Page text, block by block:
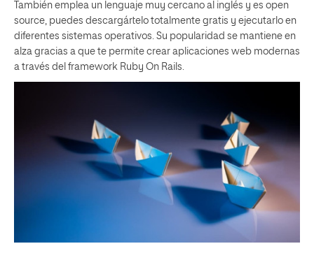
También emplea un lenguaje muy cercano al inglés y es open
source, puedes descargártelo totalmente gratis y ejecutarlo en
diferentes sistemas operativos. Su popularidad se mantiene en
alza gracias a que te permite crear aplicaciones web modernas
a través del framework Ruby On Rails.